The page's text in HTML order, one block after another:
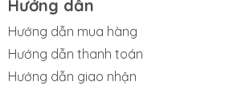
Hướng dẫn
Hướng dẫn mua hàng
Hướng dẫn thanh toán
Hướng dẫn giao nhận